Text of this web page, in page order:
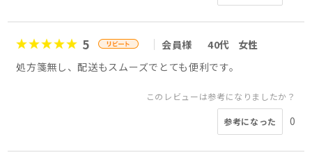
5 会員様 40代
女性
処方箋無し、配送もスムーズでとても便利です。
このレビューは参考になりましたか？
参考になった 0